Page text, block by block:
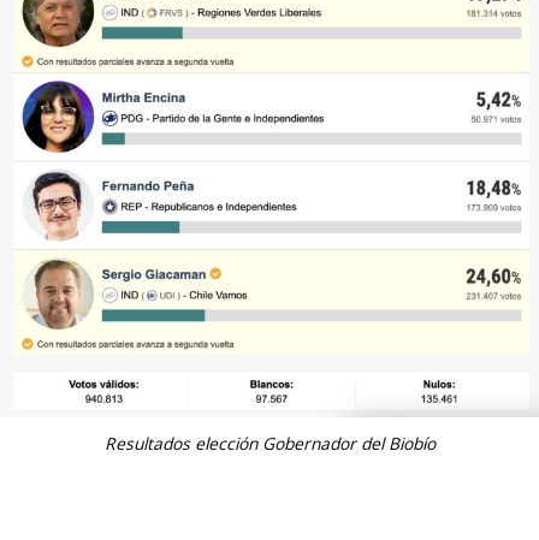
Resultados elección Gobernador del Biobío